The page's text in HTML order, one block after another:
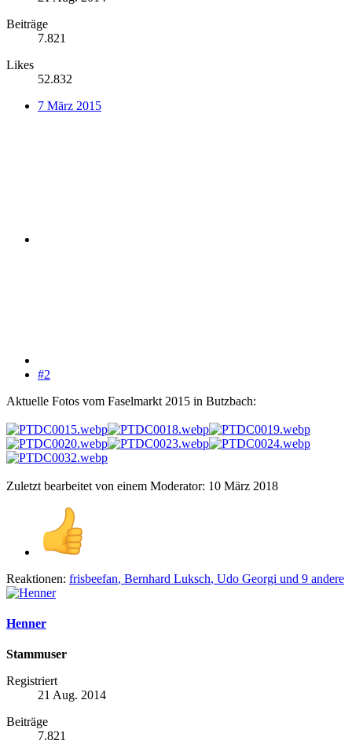
Beiträge
7.821
Likes
52.832
7 März 2015
#2
Aktuelle Fotos vom Faselmarkt 2015 in Butzbach:
Zuletzt bearbeitet von einem Moderator: 10 März 2018
Reaktionen: frisbeefan, Bernhard Luksch, Udo Georgi und 9 andere
Henner
Stammuser
Registriert
21 Aug. 2014
Beiträge
7.821